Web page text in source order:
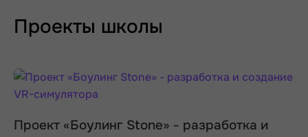
Проекты школы
Проект «Боулинг Stone» - разработка и